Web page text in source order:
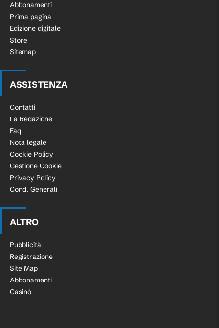
Abbonamenti
Prima pagina
Edizione digitale
Store
Sitemap
ASSISTENZA
Contatti
La Redazione
Faq
Nota legale
Cookie Policy
Gestione Cookie
Privacy Policy
Cond. Generali
ALTRO
Pubblicità
Registrazione
Site Map
Abbonamenti
Casinò